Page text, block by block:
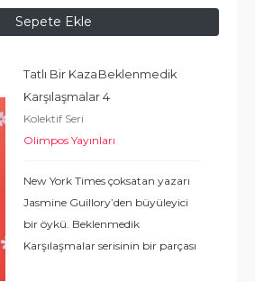
Sepete Ekle
arayan bir...Devamı
Tatlı Bir Kaza Beklenmedik
Karşılaşmalar 4
Kolektif Seri
Olimpos Yayınları
New York Times çoksatan yazarı
Jasmine Guillory’den büyüleyici
bir öykü. Beklenmedik
Karşılaşmalar serisinin bir parçası